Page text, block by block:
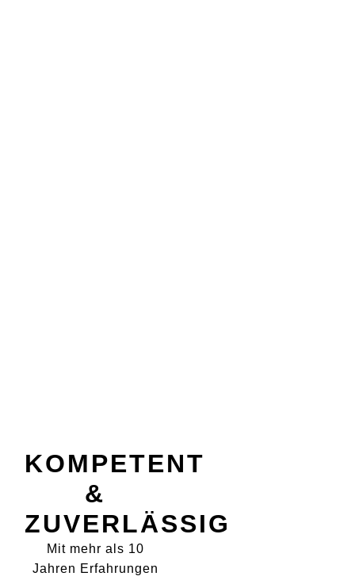
KOMPETENT
&
ZUVERLÄSSIG
Mit mehr als 10
Jahren Erfahrungen